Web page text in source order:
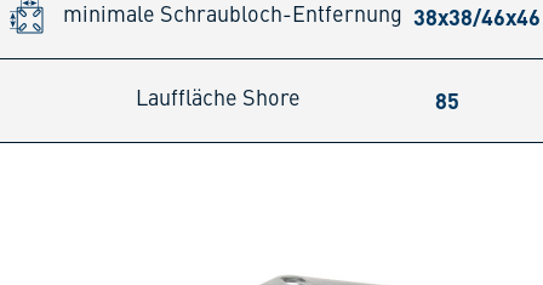
minimale Schraubloch-Entfernung 38x38/
Lauffläche Shore 85